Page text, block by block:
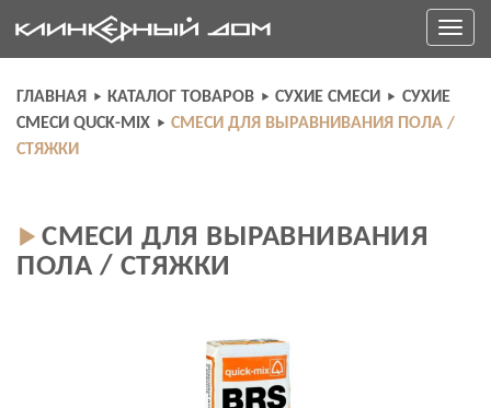
to
content
Toggle
ГЛАВНАЯ КАТАЛОГ ТОВАРОВ СУХИЕ СМЕСИ
СУХИЕ
СМЕСИ QUCK-MIX
СМЕСИ ДЛЯ ВЫРАВНИВАНИЯ ПОЛА /
СТЯЖКИ
СМЕСИ ДЛЯ ВЫРАВНИВАНИЯ
ПОЛА / СТЯЖКИ